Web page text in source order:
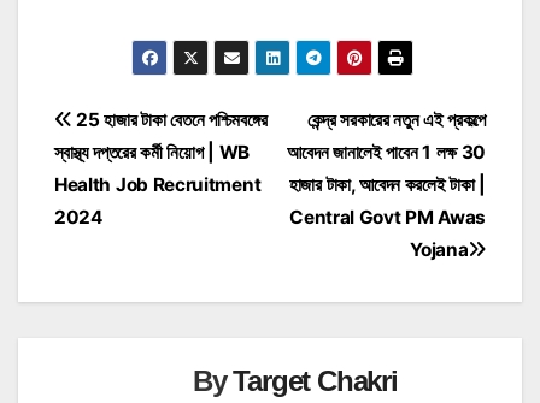
Post
navigation
কেন্দ্র সরকারের নতুন এই প্রকল্পে
আবেদন জানালেই পাবেন 1 লক্ষ 30
হাজার টাকা, আবেদন করলেই টাকা |
Central Govt PM Awas
Yojana
25 হাজার টাকা বেতনে পশ্চিমবঙ্গের
স্বাস্থ্য দপ্তরের কর্মী নিয়োগ | WB
Health Job Recruitment
2024
ByTarget Chakri